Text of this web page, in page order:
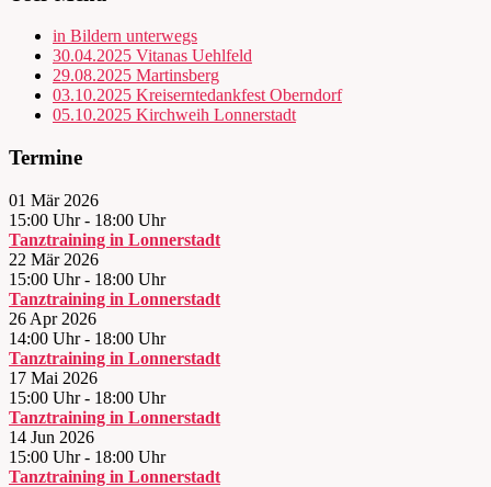
in Bildern unterwegs
30.04.2025 Vitanas Uehlfeld
29.08.2025 Martinsberg
03.10.2025 Kreiserntedankfest Oberndorf
05.10.2025 Kirchweih Lonnerstadt
Termine
01 Mär 2026
15:00 Uhr- 18:00 Uhr
Tanztraining in Lonnerstadt
22 Mär 2026
15:00 Uhr- 18:00 Uhr
Tanztraining in Lonnerstadt
26 Apr 2026
14:00 Uhr- 18:00 Uhr
Tanztraining in Lonnerstadt
17 Mai 2026
15:00 Uhr- 18:00 Uhr
Tanztraining in Lonnerstadt
14 Jun 2026
15:00 Uhr- 18:00 Uhr
Tanztraining in Lonnerstadt